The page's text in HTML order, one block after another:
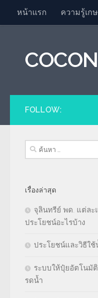
Skip to content
หน้าแรก ความรู้เก
FOLLOW:
ค้นหา
สำหรับ:
เรื่องล่าสุด
จุลินทรีย์ พด. แต่ละ
ประโยชน์อะไรบ้าง
ประโยชน์และวิธีใ
ระบบให้ปุ๋ยอัตโนมั
รดน้ำ